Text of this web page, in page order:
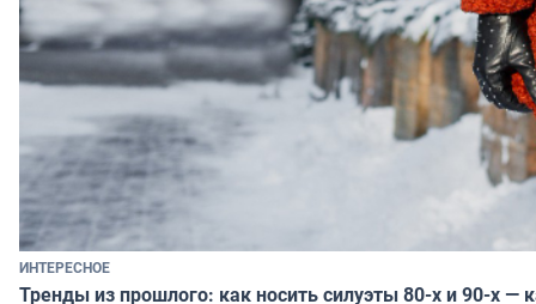
ИНТЕРЕСНОЕ
Тренды из прошлого: как носить силуэты 80-х и 90-х —